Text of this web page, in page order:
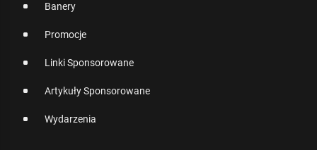
Banery
Promocje
Linki Sponsorowane
Artykuły Sponsorowane
Wydarzenia